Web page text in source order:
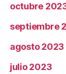
octubre
septiembre
agosto 2023
julio 2023